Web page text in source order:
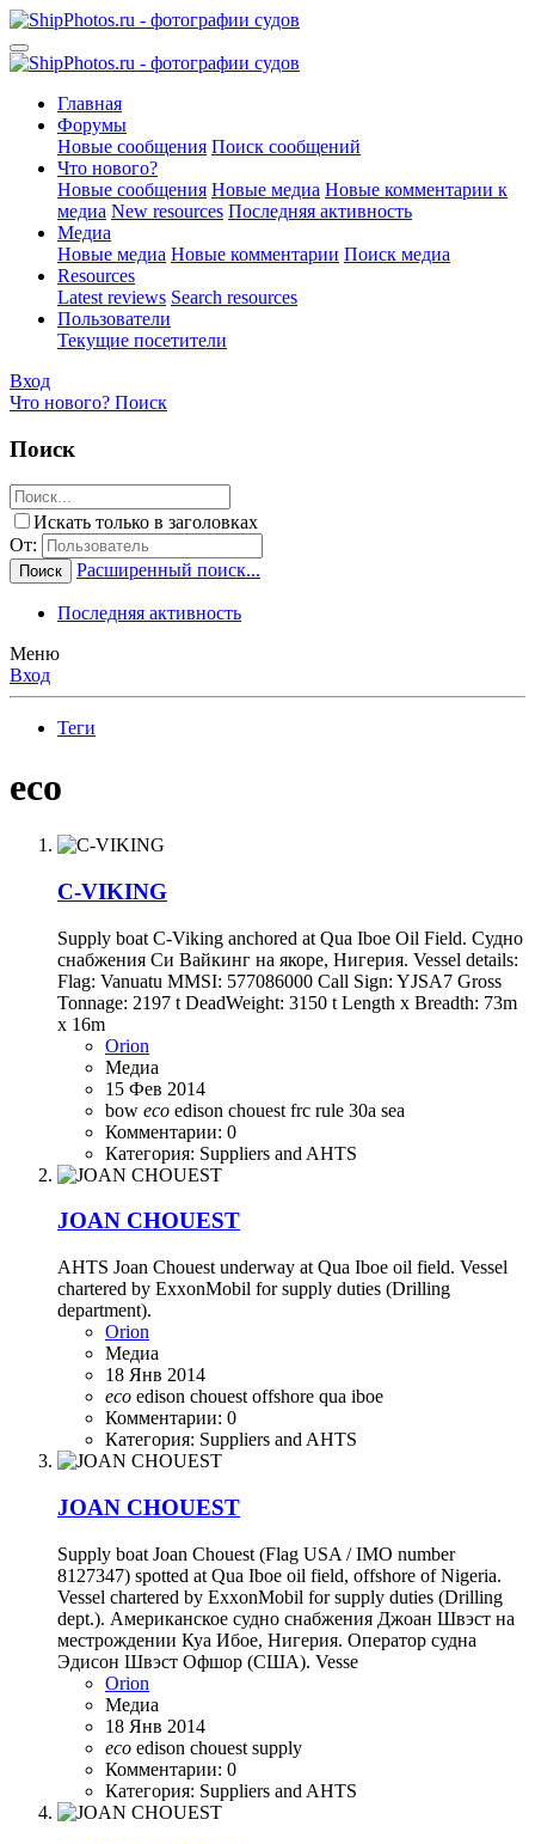
Главная
Форумы
Новые сообщения Поиск сообщений
Что нового?
Новые сообщения Новые медиа Новые комментарии к
медиа New resources Последняя активность
Медиа
Новые медиа Новые комментарии Поиск медиа
Resources
Latest reviews Search resources
Пользователи
Текущие посетители
Вход
Что нового? Поиск
Поиск
Искать только в заголовках
От:
Поиск Расширенный поиск...
Последняя активность
Меню
Вход
Теги
eco
C-VIKING
Supply boat C-Viking anchored at Qua Iboe Oil Field. Судно
снабжения Си Вайкинг на якоре, Нигерия. Vessel details:
Flag: Vanuatu MMSI: 577086000 Call Sign: YJSA7 Gross
Tonnage: 2197 t DeadWeight: 3150 t Length x Breadth: 73m
x 16m
Orion
Медиа
15 Фев 2014
bow eco edison chouest frc rule 30a sea
Комментарии: 0
Категория: Suppliers and AHTS
JOAN CHOUEST
AHTS Joan Chouest underway at Qua Iboe oil field. Vessel
chartered by ExxonMobil for supply duties (Drilling
department).
Orion
Медиа
18 Янв 2014
eco edison chouest offshore qua iboe
Комментарии: 0
Категория: Suppliers and AHTS
JOAN CHOUEST
Supply boat Joan Chouest (Flag USA / IMO number
8127347) spotted at Qua Iboe oil field, offshore of Nigeria.
Vessel chartered by ExxonMobil for supply duties (Drilling
dept.). Американское судно снабжения Джоан Швэст на
местрождении Куа Ибое, Нигерия. Оператор судна
Эдисон Швэст Офшор (США). Vesse
Orion
Медиа
18 Янв 2014
eco edison chouest supply
Комментарии: 0
Категория: Suppliers and AHTS